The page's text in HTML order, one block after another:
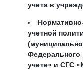
учета в
учетной
Федерального
учете» и СГС